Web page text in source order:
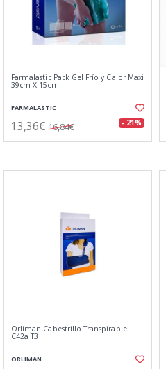
Farmalastic Pack Gel Frío y Calor Maxi
39cm X 15cm
FARMALASTIC
13,36€ 16,84€ - 21%
Orliman Cabestrillo Transpirable
C42a T3
ORLIMAN